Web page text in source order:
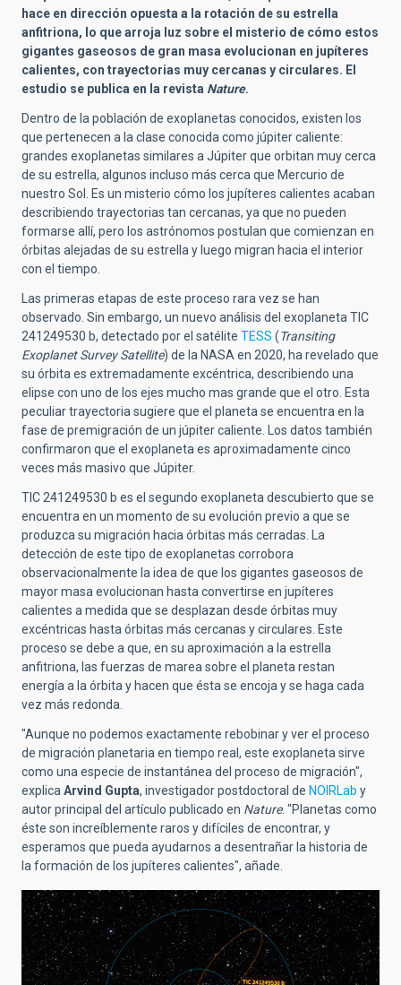
hace en dirección opuesta a la rotación de su estrella
anfitriona, lo que arroja luz sobre el misterio de cómo estos
gigantes gaseosos de gran masa evolucionan en jupíteres
calientes, con trayectorias muy cercanas y circulares. El
estudio se publica en la revista Nature.
Dentro de la población de exoplanetas conocidos, existen los
que pertenecen a la clase conocida como júpiter caliente:
grandes exoplanetas similares a Júpiter que orbitan muy cerca
de su estrella, algunos incluso más cerca que Mercurio de
nuestro Sol. Es un misterio cómo los jupíteres calientes acaban
describiendo trayectorias tan cercanas, ya que no pueden
formarse allí, pero los astrónomos postulan que comienzan en
órbitas alejadas de su estrella y luego migran hacia el interior
con el tiempo.
Las primeras etapas de este proceso rara vez se han
observado. Sin embargo, un nuevo análisis del exoplaneta TIC
241249530 b, detectado por el satélite TESS (Transiting
Exoplanet Survey Satellite) de la NASA en 2020, ha revelado que
su órbita es extremadamente excéntrica, describiendo una
elipse con uno de los ejes mucho mas grande que el otro. Esta
peculiar trayectoria sugiere que el planeta se encuentra en la
fase de premigración de un júpiter caliente. Los datos también
confirmaron que el exoplaneta es aproximadamente cinco
veces más masivo que Júpiter.
TIC 241249530 b es el segundo exoplaneta descubierto que se
encuentra en un momento de su evolución previo a que se
produzca su migración hacia órbitas más cerradas. La
detección de este tipo de exoplanetas corrobora
observacionalmente la idea de que los gigantes gaseosos de
mayor masa evolucionan hasta convertirse en jupíteres
calientes a medida que se desplazan desde órbitas muy
excéntricas hasta órbitas más cercanas y circulares. Este
proceso se debe a que, en su aproximación a la estrella
anfitriona, las fuerzas de marea sobre el planeta restan
energía a la órbita y hacen que ésta se encoja y se haga cada
vez más redonda.
"Aunque no podemos exactamente rebobinar y ver el proceso
de migración planetaria en tiempo real, este exoplaneta sirve
como una especie de instantánea del proceso de migración",
explica Arvind Gupta, investigador postdoctoral de NOIRLab y
autor principal del artículo publicado en Nature. "Planetas como
éste son increíblemente raros y difíciles de encontrar, y
esperamos que pueda ayudarnos a desentrañar la historia de
la formación de los jupíteres calientes", añade.